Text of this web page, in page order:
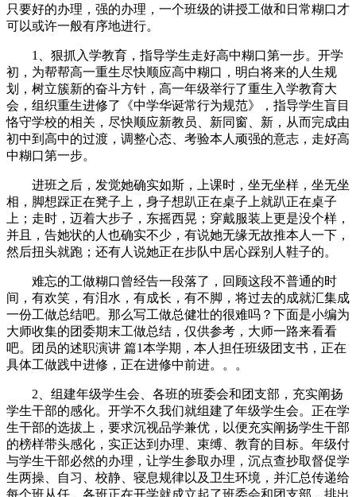
只要好的办理，强的办理，一个班级的讲授工做和日常糊口才
可以或许一般有序地进行。
1、狠抓入学教育，指导学生走好高中糊口第一步。开学
初，为帮帮高一重生尽快顺应高中糊口，明白将来的人生规
划，树立簇新的奋斗方针，高一年级举行了重生入学教育大
会，组织重生进修了《中学华诞常行为规范》，指导学生盲目
恪守学校的相关，尽快顺应新教员、新同窗、新，从而完成由
初中到高中的过渡，调整心态、考验本人顽强的意志，走好高
中糊口第一步。
进班之后，发觉她确实如斯，上课时，坐无坐样，坐无坐
相，脚想踩正在凳子上，身子想趴正在桌子上就趴正在桌子
上；走时，迈着大步子，东摇西晃；穿戴服装上更是没个样，
并且，告她状的人也确实不少，有说她无缘无故推本人一下，
然后扭头就跑；还有人说她正在步队中居心踩别人鞋子的。
难忘的工做糊口曾经告一段落了，回顾这段不普通的时
间，有欢笑，有泪水，有成长，有不脚，将过去的成就汇集成
一份工做总结吧。那么写工做总健壮的很难吗？下面是小编为
大师收集的团委期末工做总结，仅供参考，大师一路来看看
吧。团员的述职演讲 篇1本学期，本人担任班级团支书，正在
具体工做践中进修，正在进修中前进。。。
2、组建年级学生会、各班的班委会和团支部，充实阐扬
学生干部的感化。开学不久我们就组建了年级学生会。正在学
生干部的选拔上，要求沉视品学兼优，以便充实阐扬学生干部
的榜样带头感化，实正达到办理、束缚、教育的目标。年级付
与学生干部必然的办理，让学生参取办理，沉点查抄取督促学
生两操、自习、校静、寝息规律以及卫生环境，并汇总传递给
每个班从任。各班正在开学就成立起了班委会和团支部，排出